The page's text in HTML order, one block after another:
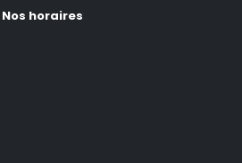
Nos horaires